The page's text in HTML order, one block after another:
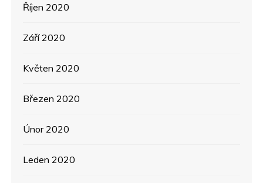
Říjen 2020
Září 2020
Květen 2020
Březen 2020
Únor 2020
Leden 2020